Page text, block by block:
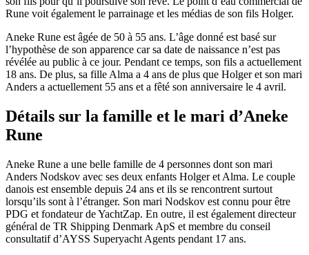
Rune voit également le parrainage et les médias de son fils Holger.
Aneke Rune est âgée de 50 à 55 ans. L’âge donné est basé sur
l’hypothèse de son apparence car sa date de naissance n’est pas
révélée au public à ce jour. Pendant ce temps, son fils a actuellement
18 ans. De plus, sa fille Alma a 4 ans de plus que Holger et son mari
Anders a actuellement 55 ans et a fêté son anniversaire le 4 avril.
Détails sur la famille et le mari d’Aneke
Rune
Aneke Rune a une belle famille de 4 personnes dont son mari
Anders Nodskov avec ses deux enfants Holger et Alma. Le couple
danois est ensemble depuis 24 ans et ils se rencontrent surtout
lorsqu’ils sont à l’étranger. Son mari Nodskov est connu pour être
PDG et fondateur de YachtZap. En outre, il est également directeur
général de TR Shipping Denmark ApS et membre du conseil
consultatif d’AYSS Superyacht Agents pendant 17 ans.